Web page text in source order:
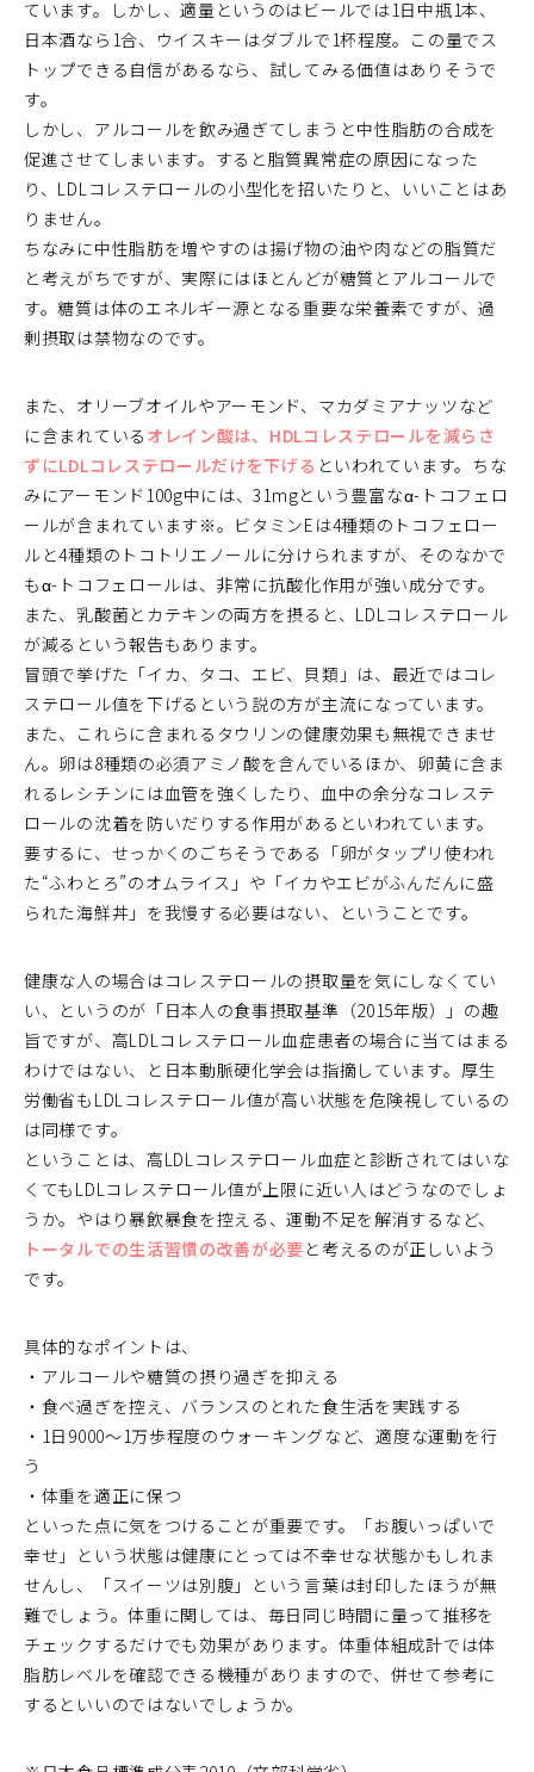
ています。しかし、適量というのはビールでは1日中瓶1本、
日本酒なら1合、ウイスキーはダブルで1杯程度。この量でス
トップできる自信があるなら、試してみる価値はありそうで
す。
しかし、アルコールを飲み過ぎてしまうと中性脂肪の合成を
促進させてしまいます。すると脂質異常症の原因になった
り、LDLコレステロールの小型化を招いたりと、いいことはあ
りません。
ちなみに中性脂肪を増やすのは揚げ物の油や肉などの脂質だ
と考えがちですが、実際にはほとんどが糖質とアルコールで
す。糖質は体のエネルギー源となる重要な栄養素ですが、過
剰摂取は禁物なのです。
また、オリーブオイルやアーモンド、マカダミアナッツなど
に含まれている オレイン酸は、HDLコレステロールを減らさ
ずにLDLコレステロールだけを下げる といわれています。ちな
みにアーモンド100g中には、31mgという豊富なα-トコフェロ
ールが含まれています※。ビタミンEは4種類のトコフェロー
ルと4種類のトコトリエノールに分けられますが、そのなかで
もα-トコフェロールは、非常に抗酸化作用が強い成分です。
また、乳酸菌とカテキンの両方を摂ると、LDLコレステロール
が減るという報告もあります。
冒頭で挙げた「イカ、タコ、エビ、貝類」は、最近ではコレ
ステロール値を下げるという説の方が主流になっています。
また、これらに含まれるタウリンの健康効果も無視できませ
ん。卵は8種類の必須アミノ酸を含んでいるほか、卵黄に含ま
れるレシチンには血管を強くしたり、血中の余分なコレステ
ロールの沈着を防いだりする作用があるといわれています。
要するに、せっかくのごちそうである「卵がタップリ使われ
た“ふわとろ”のオムライス」や「イカやエビがふんだんに盛
られた海鮮丼」を我慢する必要はない、ということです。
健康な人の場合はコレステロールの摂取量を気にしなくてい
い、というのが「日本人の食事摂取基準（2015年版）」の趣
旨ですが、高LDLコレステロール血症患者の場合に当てはまる
わけではない、と日本動脈硬化学会は指摘しています。厚生
労働省もLDLコレステロール値が高い状態を危険視しているの
は同様です。
ということは、高LDLコレステロール血症と診断されてはいな
くてもLDLコレステロール値が上限に近い人はどうなのでしょ
うか。やはり暴飲暴食を控える、運動不足を解消するなど、
トータルでの生活習慣の改善が必要 と考えるのが正しいよう
です。
具体的なポイントは、
・アルコールや糖質の摂り過ぎを抑える
・食べ過ぎを控え、バランスのとれた食生活を実践する
・1日9000～1万歩程度のウォーキングなど、適度な運動を行
う
・体重を適正に保つ
といった点に気をつけることが重要です。「お腹いっぱいで
幸せ」という状態は健康にとっては不幸せな状態かもしれま
せんし、「スイーツは別腹」という言葉は封印したほうが無
難でしょう。体重に関しては、毎日同じ時間に量って推移を
チェックするだけでも効果があります。体重体組成計では体
脂肪レベルを確認できる機種がありますので、併せて参考に
するといいのではないでしょうか。